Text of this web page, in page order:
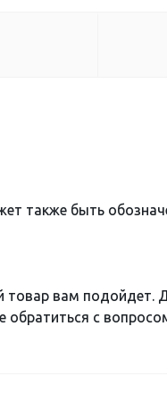
также быть
вам подойдет.
с